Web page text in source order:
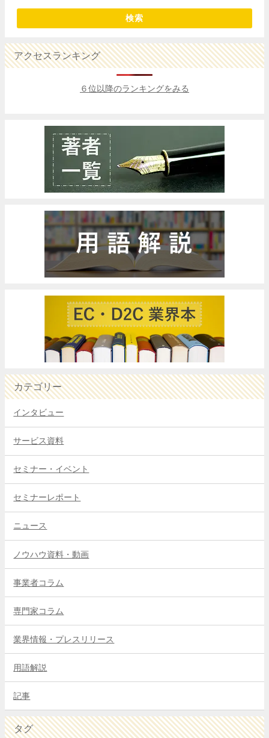
検索
アクセスランキング
６位以降のランキングをみる
カテゴリー
インタビュー
サービス資料
セミナー・イベント
セミナーレポート
ニュース
ノウハウ資料・動画
事業者コラム
専門家コラム
業界情報・プレスリリース
用語解説
記事
タグ